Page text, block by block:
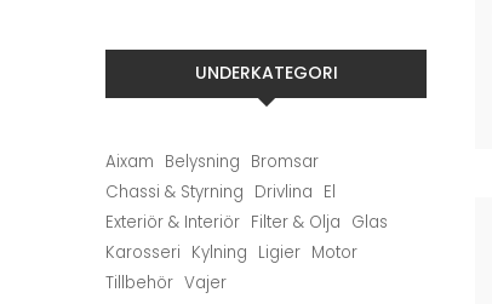
UNDERKATEGORI
Aixam Belysning Bromsar
Chassi & Styrning Drivlina El
Exteriör & Interiör Filter & Olja Glas
Karosseri Kylning Ligier Motor
Tillbehör Vajer